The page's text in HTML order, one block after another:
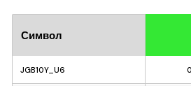
Символ
JGB10Y_U6